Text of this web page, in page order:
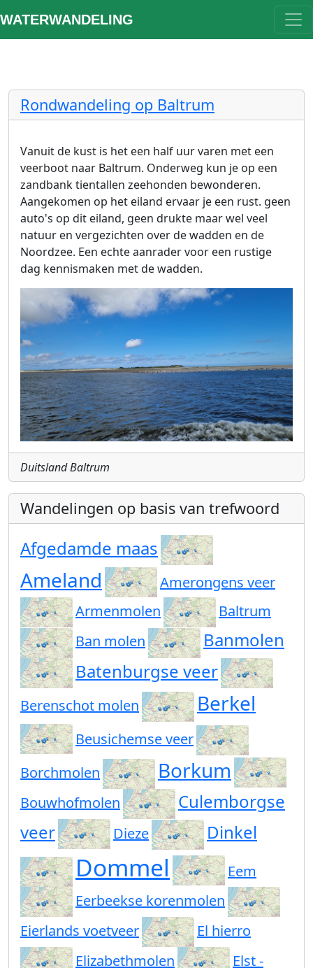
WATERWANDELING
Rondwandeling op Baltrum
Vanuit de kust is het een half uur varen met een
veerboot naar Baltrum. Onderweg kun je op een
zandbank tientallen zeehonden bewonderen.
Aangekomen op het eiland ervaar je een rust. geen
auto's op dit eiland, geen drukte maar wel veel
natuur en vergezichten over de wadden en de
Noordzee. Een echte aanrader voor een rustige
dag kennismaken met de wadden.
Duitsland Baltrum
Wandelingen op basis van trefwoord
Afgedamde maas
Ameland
Amerongens veer
Armenmolen
Baltrum
Ban molen
Banmolen
Batenburgse veer
Berenschot molen Berkel
Beusichemse veer
Borchmolen
Borkum
Bouwhofmolen
Culemborgse
veer
Dieze Dinkel
Dommel
Eem
Eerbeekse korenmolen
Eierlands voetveer
El hierro
Elizabethmolen
Elst -